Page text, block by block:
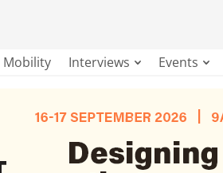
Mobility Interviews Events